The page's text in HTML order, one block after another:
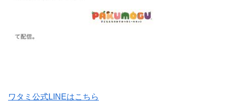
ワタミ公式LINEはこちら